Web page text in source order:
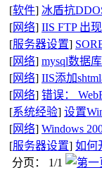
[软件] 冰盾抗
[网络] IIS FTP 出
[服务器设置]
[网络] mysql数据
[网络] IIS添加
[网络] 错误：
[系统经验] 设置
[网络] Windows
[服务器设置] 如何
分页： 1/1